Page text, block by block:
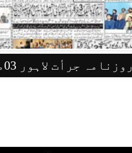
روزنامہ جرأت لاہور 03مئی 2026